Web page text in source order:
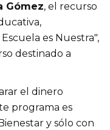
Gómez, el recurso
es Nuestra",
destinado a
el dinero
programa es
y sólo con